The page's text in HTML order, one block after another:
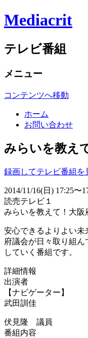
Mediacrit
テレビ番組
メニュー
コンテンツへ移動
ホーム
お問い合わせ
みらいを教え
録画してテレビ番組を
2014/11/16(日) 17:25〜
読売テレビ１
みらいを教えて！大阪
安心できるよりよい未
府議会が日々取り組
していく番組です。
詳細情報
出演者
【ナビゲーター】
武田訓佳
伏見隆 議員
番組内容